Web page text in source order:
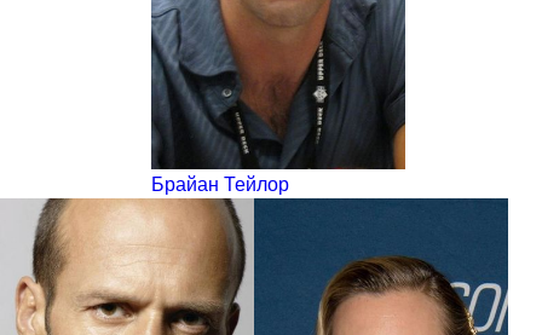
Брайан Тейлор